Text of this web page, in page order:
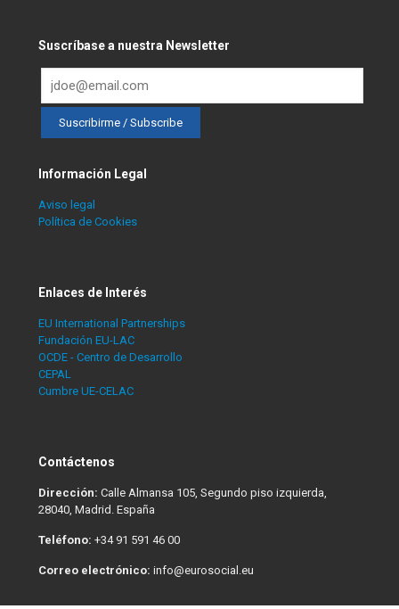
Suscríbase a nuestra Newsletter
Información Legal
Aviso legal
Política de Cookies
Enlaces de Interés
EU International Partnerships
Fundación EU-LAC
OCDE - Centro de Desarrollo
CEPAL
Cumbre UE-CELAC
Contáctenos
Dirección: Calle Almansa 105, Segundo piso izquierda,
28040, Madrid. España
Teléfono: +34 91 591 46 00
Correo electrónico: info@eurosocial.eu